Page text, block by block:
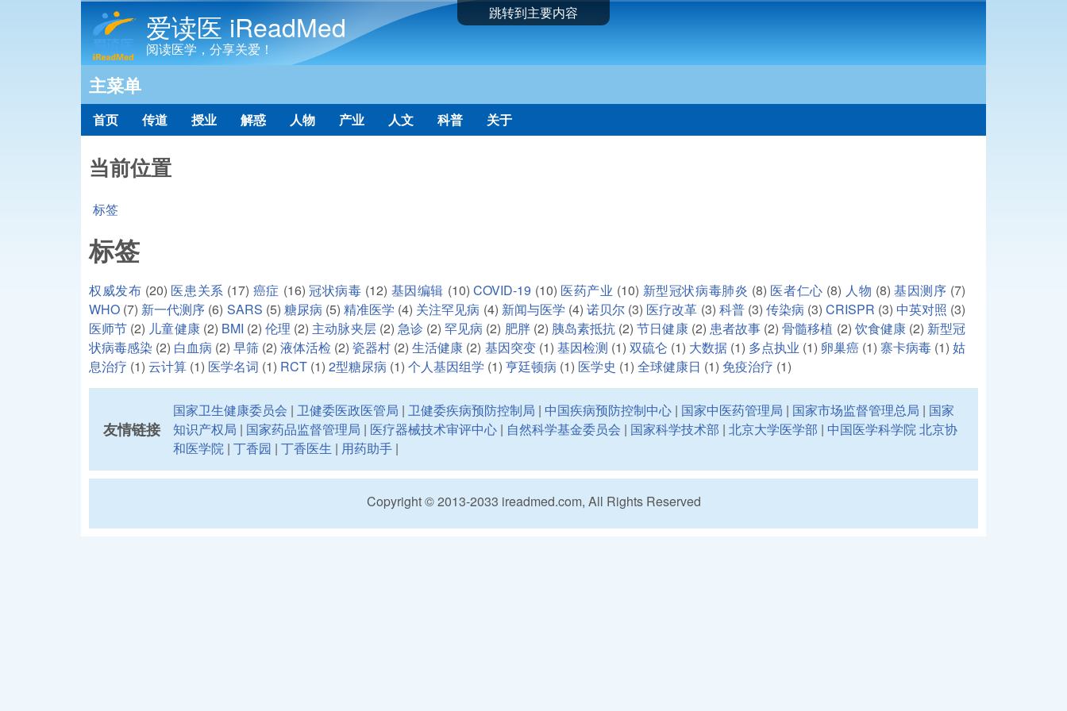
跳转到主要内容
爱读医 iReadMed
阅读医学，分享关爱！
主菜单
首页 传道 授业 解惑 人物 产业 人文 科普 关于
当前位置
标签
标签
权威发布 (20) 医患关系 (17) 癌症 (16) 冠状病毒 (12) 基因编辑 (10) COVID-19 (10) 医药产业 (10) 新型冠状病毒肺炎 (8) 医者仁心 (8) 人物 (8) 基因测序 (7)
WHO (7) 新一代测序 (6) SARS (5) 糖尿病 (5) 精准医学 (4) 关注罕见病 (4) 新闻与医学 (4) 诺贝尔 (3) 医疗改革 (3) 科普(3) 传染病 (3) CRISPR (3) 中英对照 (3)
医师节 (2) 儿童健康(2) BMI (2) 伦理 (2) 主动脉夹层(2) 急诊(2) 罕见病 (2) 肥胖(2) 胰岛素抵抗 (2) 节日健康(2) 患者故事 (2) 骨髓移植 (2) 饮食健康(2) 新型冠
状病毒感染 (2) 白血病 (2) 早筛 (2) 液体活检 (2) 瓷器村 (2) 生活健康 (2) 基因突变(1) 基因检测 (1) 双硫仑 (1) 大数据(1) 多点执业 (1) 卵巢癌 (1) 寨卡病毒 (1) 姑
息治疗 (1) 云计算 (1) 医学名词 (1) RCT (1) 2型糖尿病 (1) 个人基因组学 (1) 亨廷顿病 (1) 医学史 (1) 全球健康日 (1) 免疫治疗 (1)
友情链接
国家卫生健康委员会 | 卫健委医政医管局 | 卫健委疾病预防控制局 | 中国疾病预防控制中心 | 国家中医药管理局 | 国家市场监督管理总局 | 国家
知识产权局 | 国家药品监督管理局 | 医疗器械技术审评中心 | 自然科学基金委员会 | 国家科学技术部 | 北京大学医学部 | 中国医学科学院 北京协
和医学院 | 丁香园 | 丁香医生 | 用药助手 |
Copyright © 2013-2033 ireadmed.com, All Rights Reserved